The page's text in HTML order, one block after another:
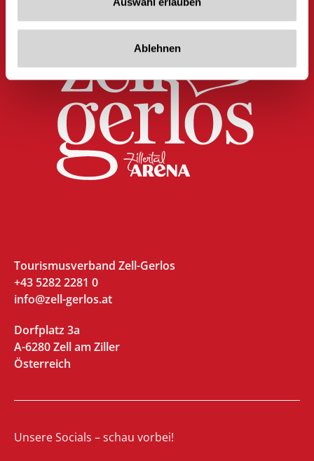
Ablehnen
Tourismusverband Zell-Gerlos
+43 5282 2281 0
info@zell-gerlos.at
Dorfplatz 3a
A-6280 Zell am Ziller
Österreich
Unsere Socials – schau vorbei!